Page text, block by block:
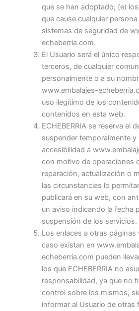
que se han adoptado; (e)
que cause cualquier
sistemas de seguridad de
echeberria.com.
El Usuario será el único
terceros, de cualquier
personalmente o a su
www.embalajes-
uso ilegítimo de los
contenidos en esta web.
ECHEBERRIA se reserva el
suspender temporalmente y
accesibilidad a
con motivo de operaciones
reparación, actualización o
las circunstancias lo
publicará en su web, con
un aviso indicando la fecha
suspensión de los servicios.
Los enlaces a otras páginas
caso existan en
echeberria.com pueden
los que ECHEBERRIA no
responsabilidad, ya que no
control sobre los mismos,
informar al Usuario de otras